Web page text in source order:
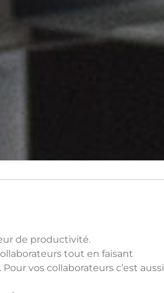
de productivité.
tout en faisant
vos collaborateurs c’est aussi